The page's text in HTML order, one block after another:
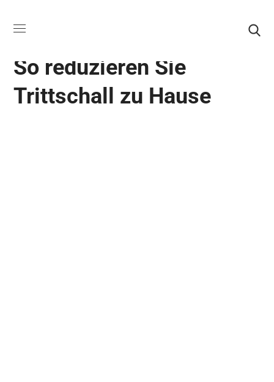
AKUSTIKGUMMIROLLEN
So reduzieren Sie
Trittschall zu Hause